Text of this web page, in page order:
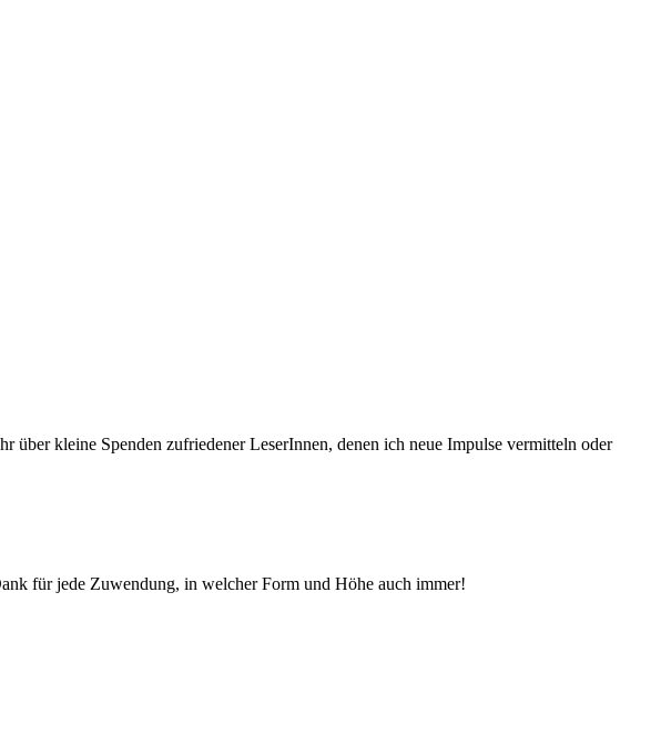
über kleine Spenden zufriedener Le­serInnen, denen ich neue Im­pul­se vermitteln oder
für jede Zuwendung, in welcher Form und Höhe auch immer!